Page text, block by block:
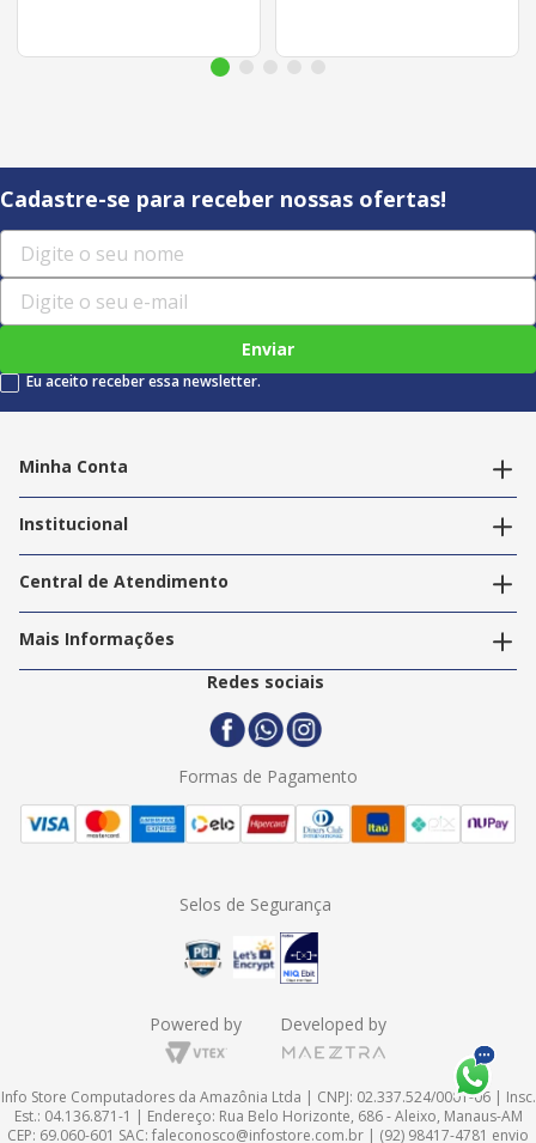
Cadastre-se para receber nossas ofertas!
Enviar
Eu aceito receber essa newsletter.
Minha Conta
Editar endereços
Institucional
Nossas Lojas
Trabalhe Conosco
Central de Atendimento
Política de Privacidade
Termos e Condições
Politica de Entrega
Mais Informações
2ª Via Nota Fiscal
Redes sociais
Formas de Pagamento
Selos de Segurança
Powered by Developed by
Info Store Computadores da Amazônia Ltda | CNPJ: 02.337.524/0001-06 | Insc.
Est.: 04.136.871-1 | Endereço: Rua Belo Horizonte, 686 - Aleixo, Manaus-AM
CEP: 69.060-601 SAC: faleconosco@infostore.com.br | (92) 98417-4781 envio